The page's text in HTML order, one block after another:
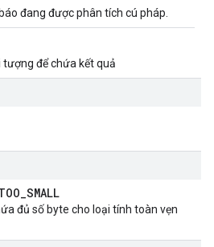
đang được phân tích cú pháp.
để chứa kết quả
_SMALL
đủ số byte cho loại tính toàn vẹn